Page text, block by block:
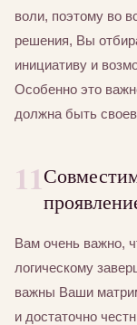
воли, поэтому во
решения, Вы
инициативу и
Особенно это
должна быть
11
Вам очень важно,
логическому
важны Ваши
и достаточно